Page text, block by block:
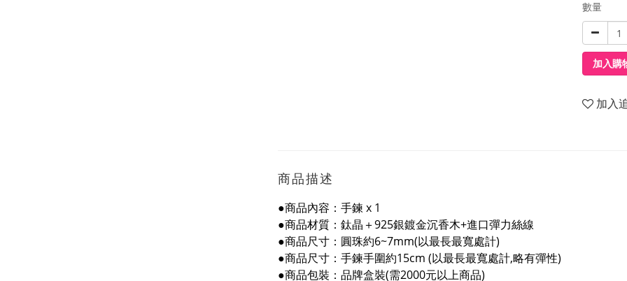
數量
加入購
加入
商品描述
●商品內容：手鍊 x 1
●商品材質：鈦晶＋925銀鍍金沉香木+進口彈力絲線
●商品尺寸：圓珠約6~7mm(以最長最寬處計)
●商品尺寸：手鍊手圍約15cm (以最長最寬處計,略有彈性)
●商品包裝：品牌盒裝(需2000元以上商品)